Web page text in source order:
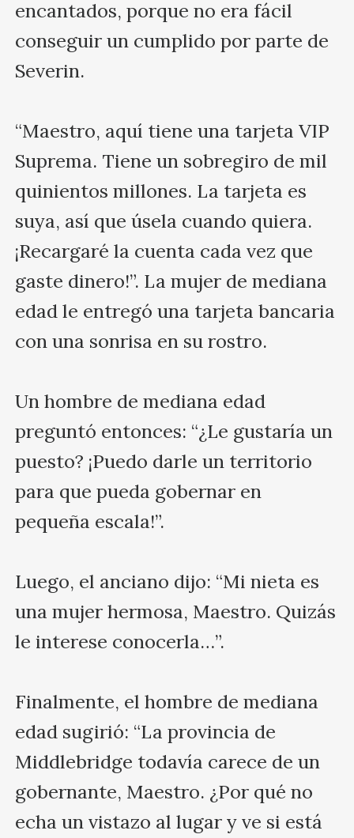
encantados, porque no era fácil
conseguir un cumplido por parte de
Severin.
“Maestro, aquí tiene una tarjeta VIP
Suprema. Tiene un sobregiro de mil
quinientos millones. La tarjeta es
suya, así que úsela cuando quiera.
¡Recargaré la cuenta cada vez que
gaste dinero!”. La mujer de mediana
edad le entregó una tarjeta bancaria
con una sonrisa en su rostro.
Un hombre de mediana edad
preguntó entonces: “¿Le gustaría un
puesto? ¡Puedo darle un territorio
para que pueda gobernar en
pequeña escala!”.
Luego, el anciano dijo: “Mi nieta es
una mujer hermosa, Maestro. Quizás
le interese conocerla…”.
Finalmente, el hombre de mediana
edad sugirió: “La provincia de
Middlebridge todavía carece de un
gobernante, Maestro. ¿Por qué no
echa un vistazo al lugar y ve si está